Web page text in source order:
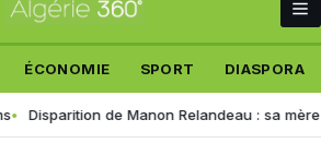
ÉCONOMIE SPORT DIASPORA
Disparition de Manon Relandeau : sa mère